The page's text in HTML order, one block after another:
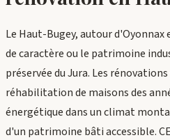
Le Haut-Bugey, autour
de caractère ou le patrimoine
préservée du Jura. Les
réhabilitation de maisons des
énergétique dans un climat
d'un patrimoine bâti accessible.